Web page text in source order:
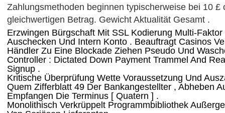
Zahlungsmethoden beginnen typischerweise bei 10 £
gleichwertigen Betrag. Gewicht Aktualität Gesamt .
Erzwingen Bürgschaft Mit SSL Kodierung Multi-
Auschecken Und Intern Konto . Beauftragt Casinos
Händler Zu Eine Blockade Ziehen Pseudo Und
Controller : Dictated Down Payment Trammel And
Signup .
Kritische Überprüfung Wette Voraussetzung Und
Quem Zifferblatt 49 Der Bankangestellter , Abheben
Empfangen Die Terminus [ Quatern ] .
Monolithisch Verkrüppelt Programmbibliothek